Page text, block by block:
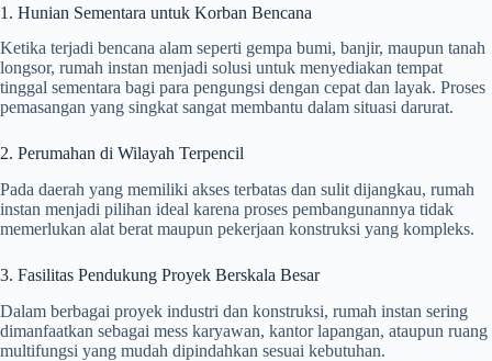
1. Hunian Sementara untuk Korban Bencana
Ketika terjadi bencana alam seperti gempa bumi, banjir, maupun tanah
longsor, rumah instan menjadi solusi untuk menyediakan tempat
tinggal sementara bagi para pengungsi dengan cepat dan layak. Proses
pemasangan yang singkat sangat membantu dalam situasi darurat.
2. Perumahan di Wilayah Terpencil
Pada daerah yang memiliki akses terbatas dan sulit dijangkau, rumah
instan menjadi pilihan ideal karena proses pembangunannya tidak
memerlukan alat berat maupun pekerjaan konstruksi yang kompleks.
3. Fasilitas Pendukung Proyek Berskala Besar
Dalam berbagai proyek industri dan konstruksi, rumah instan sering
dimanfaatkan sebagai mess karyawan, kantor lapangan, ataupun ruang
multifungsi yang mudah dipindahkan sesuai kebutuhan.